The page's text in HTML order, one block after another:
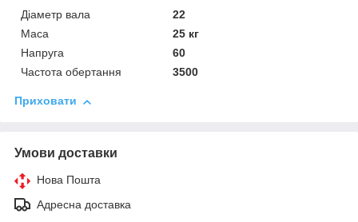
Діаметр вала
22
Маса
25 кг
Напруга
60
Частота обертання
3500
Приховати
Умови доставки
Нова Пошта
Адресна доставка